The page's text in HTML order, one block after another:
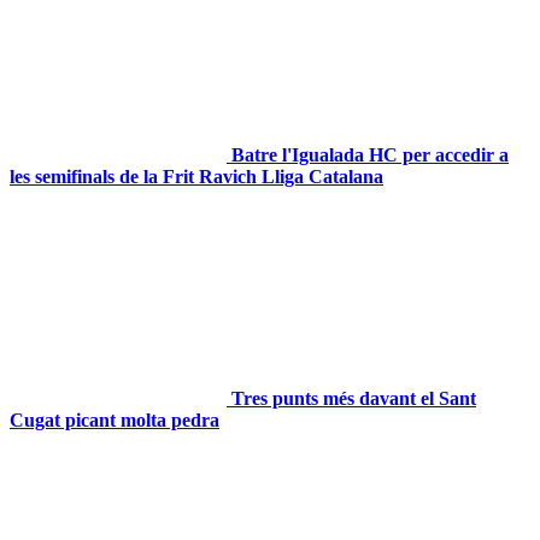
Batre l'Igualada HC per accedir a
les semifinals de la Frit Ravich Lliga Catalana
Tres punts més davant el Sant
Cugat picant molta pedra